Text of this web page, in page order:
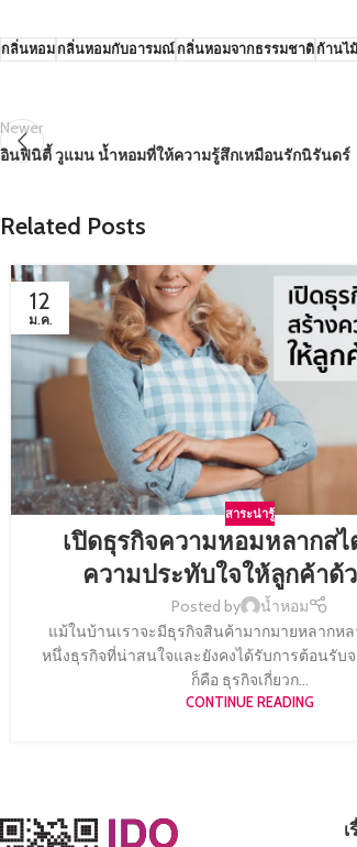
กลิ่นหอมกลิ่นหอมกับอารมณ์กลิ่นหอมจากธรรมชาติก้านไ
Newer
อินฟินิตี้ วูแมน น้ำหอมที่ให้ความรู้สึกเหมือนรักนิรันดร์
Related Posts
12
ม.ค.
สาระน่ารู้
เปิดธุรกิจความหอมหลากสไ
ความประทับใจให้ลูกค้าด้
Posted by
น้ำหอม
แม้ในบ้านเราจะมีธุรกิจสินค้ามากมายหลากห
หนึ่งธุรกิจที่น่าสนใจและยังคงได้รับการต้อนรับ
ก็คือ ธุรกิจเกี่ยวก...
CONTINUE READING